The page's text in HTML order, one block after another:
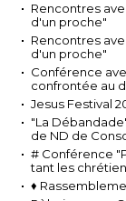
Rencontres
d'un proche"
Rencontres
d'un proche"
Conférence
confrontée au
Jesus Festival
"La
de ND de
# Conférence
tant les
♦